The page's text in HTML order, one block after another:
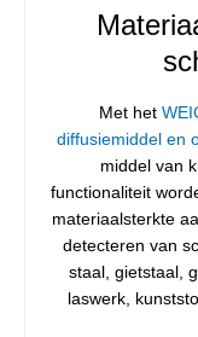
Met het
diffusiemiddel en
middel van
functionaliteit
materiaalsterkte
detecteren van
staal, gietstaal,
laswerk,